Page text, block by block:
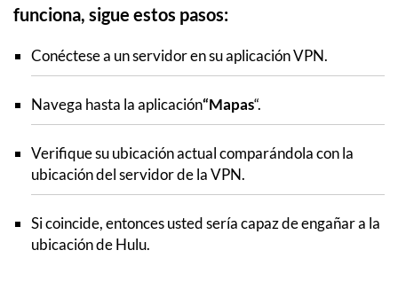
funciona, sigue estos pasos:
Conéctese a un servidor en su aplicación VPN.
Navega hasta la aplicación“Mapas“.
Verifique su ubicación actual comparándola con la
ubicación del servidor de la VPN.
Si coincide, entonces usted sería capaz de engañar a la
ubicación de Hulu.